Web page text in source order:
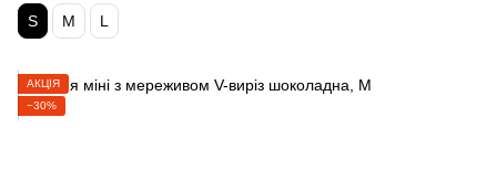
S M L
АКЦІЯ
−30%